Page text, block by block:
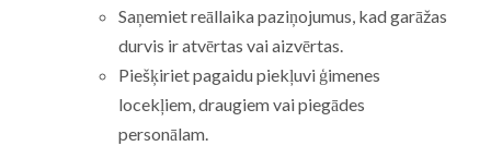
Saņemiet reāllaika paziņojumus, kad garāžas
durvis ir atvērtas vai aizvērtas.
Piešķiriet pagaidu piekļuvi ģimenes
locekļiem, draugiem vai piegādes
personālam.